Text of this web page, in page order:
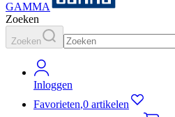
GAMMA
Zoeken
Zoeken
Inloggen
Favorieten,0 artikelen